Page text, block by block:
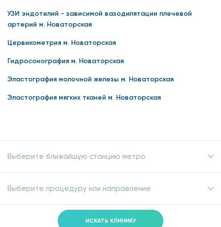
УЗИ эндотелий - зависимой вазодилятации плечевой
артерий м. Новаторская
Цервикометрия м. Новаторская
Гидросонография м. Новаторская
Эластография молочной железы м. Новаторская
Эластография мягких тканей м. Новаторская
Выберите ближайшую станцию метро
Выберите процедуру или направление
ИСКАТЬ КЛИНИКУ